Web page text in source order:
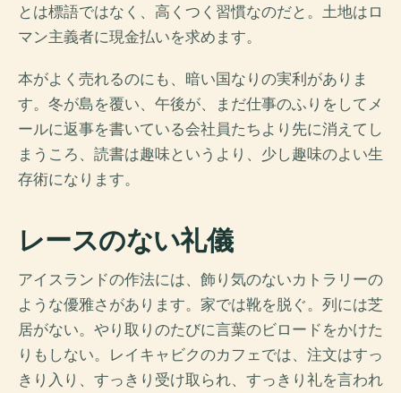
とは標語ではなく、高くつく習慣なのだと。土地はロ
マン主義者に現金払いを求めます。
本がよく売れるのにも、暗い国なりの実利がありま
す。冬が島を覆い、午後が、まだ仕事のふりをしてメ
ールに返事を書いている会社員たちより先に消えてし
まうころ、読書は趣味というより、少し趣味のよい生
存術になります。
レースのない礼儀
アイスランドの作法には、飾り気のないカトラリーの
ような優雅さがあります。家では靴を脱ぐ。列には芝
居がない。やり取りのたびに言葉のビロードをかけた
りもしない。レイキャビクのカフェでは、注文はすっ
きり入り、すっきり受け取られ、すっきり礼を言われ